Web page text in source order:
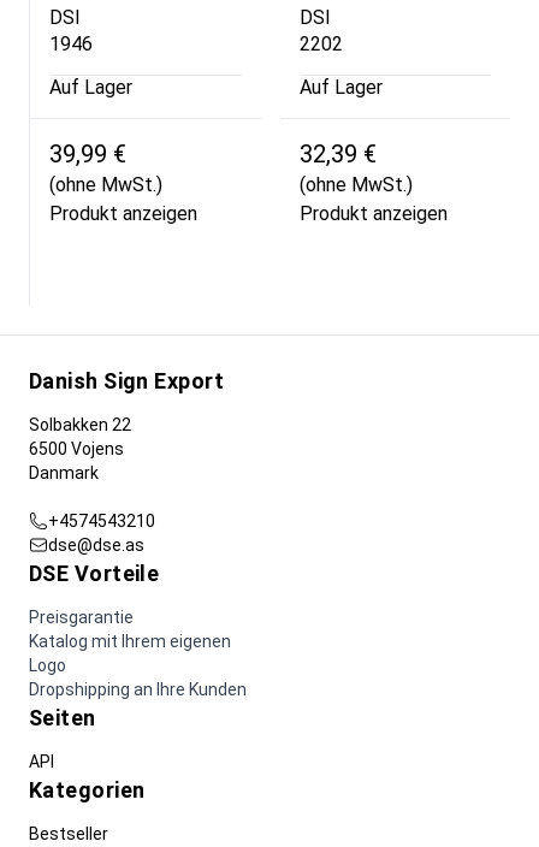
DSI
1946
Auf Lager
39,99 €
(ohne MwSt.)
Produkt anzeigen
DSI
2202
Auf Lager
32,39 €
(ohne MwSt.)
Produkt anzeigen
Danish Sign Export
Solbakken 22
6500 Vojens
Danmark
+4574543210
dse@dse.as
DSE Vorteile
Preisgarantie
Katalog mit Ihrem eigenen
Logo
Dropshipping an Ihre Kunden
Seiten
API
Kategorien
Bestseller